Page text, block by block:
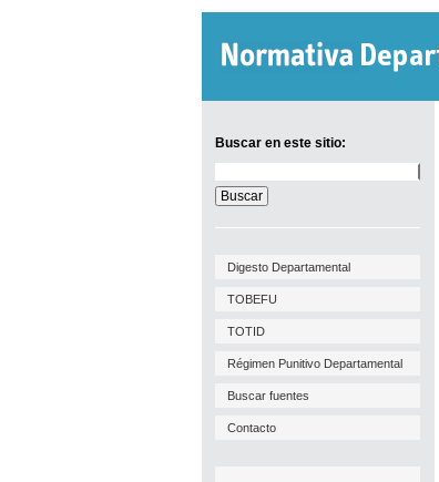
Buscar en este sitio:
en
este
sitio:
Digesto Departamental
TOBEFU
TOTID
Régimen Punitivo Departamental
Buscar fuentes
Contacto